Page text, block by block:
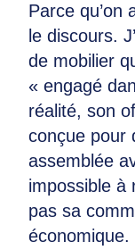
Parce qu’on
le discours.
de mobilier
« engagé
réalité, son
conçue pour
assemblée
impossible à
pas sa